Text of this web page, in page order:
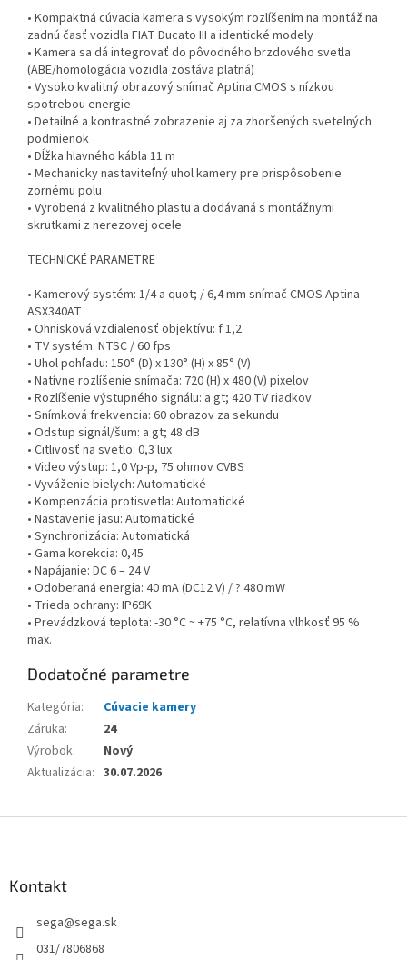
• Kompaktná cúvacia kamera s vysokým rozlíšením na montáž na
zadnú časť vozidla FIAT Ducato III a identické modely
• Kamera sa dá integrovať do pôvodného brzdového svetla
(ABE/homologácia vozidla zostáva platná)
• Vysoko kvalitný obrazový snímač Aptina CMOS s nízkou
spotrebou energie
• Detailné a kontrastné zobrazenie aj za zhoršených svetelných
podmienok
• Dĺžka hlavného kábla 11 m
• Mechanicky nastaviteľný uhol kamery pre prispôsobenie
zornému polu
• Vyrobená z kvalitného plastu a dodávaná s montážnymi
skrutkami z nerezovej ocele
TECHNICKÉ PARAMETRE
• Kamerový systém: 1/4 a quot; / 6,4 mm snímač CMOS Aptina
ASX340AT
• Ohnisková vzdialenosť objektívu: f 1,2
• TV systém: NTSC / 60 fps
• Uhol pohľadu: 150° (D) x 130° (H) x 85° (V)
• Natívne rozlíšenie snímača: 720 (H) x 480 (V) pixelov
• Rozlíšenie výstupného signálu: a gt; 420 TV riadkov
• Snímková frekvencia: 60 obrazov za sekundu
• Odstup signál/šum: a gt; 48 dB
• Citlivosť na svetlo: 0,3 lux
• Video výstup: 1,0 Vp-p, 75 ohmov CVBS
• Vyváženie bielych: Automatické
• Kompenzácia protisvetla: Automatické
• Nastavenie jasu: Automatické
• Synchronizácia: Automatická
• Gama korekcia: 0,45
• Napájanie: DC 6 – 24 V
• Odoberaná energia: 40 mA (DC12 V) / ? 480 mW
• Trieda ochrany: IP69K
• Prevádzková teplota: -30 °C ~ +75 °C, relatívna vlhkosť 95 %
max.
Dodatočné parametre
Kategória:
Cúvacie kamery
Záruka:
24
Výrobok:
Nový
Aktualizácia: 30.07.2026
Kontakt
sega@sega.sk
031/7806868